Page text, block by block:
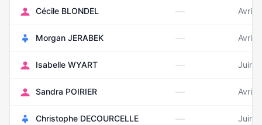
Cécile BLONDEL — Avril
Morgan JERABEK — Avril
Isabelle WYART — Juin
Sandra POIRIER — Avril
Christophe DECOURCELLE — Juin